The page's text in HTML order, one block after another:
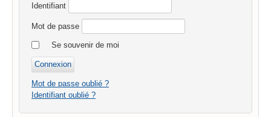
Identifiant
Mot de passe
Se souvenir de moi
Mot de passe oublié ?
Identifiant oublié ?